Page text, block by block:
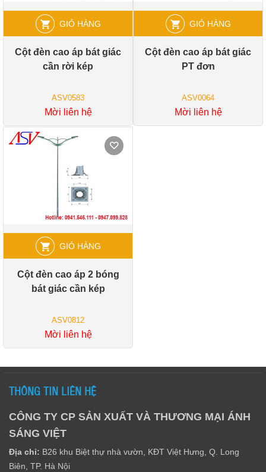
GIỎ HÀNG
Cột đèn cao áp bát giác
cần rời kép
ASV0583
Mời liên hệ
GIỎ HÀNG
Cột đèn cao áp bát giác
PT đơn
ASV0064
Mời liên hệ
GIỎ HÀNG
Cột đèn cao áp 2 bóng
bát giác cần kép
ASV0812
Mời liên hệ
THÔNG TIN LIÊN HỆ
CÔNG TY CP SẢN XUẤT VÀ THƯƠNG MẠI ÁNH
SÁNG VIỆT
Địa chỉ: B26 khu Biệt thự nhà vườn, KĐT Việt Hưng, Q. Long
Biên, TP. Hà Nội